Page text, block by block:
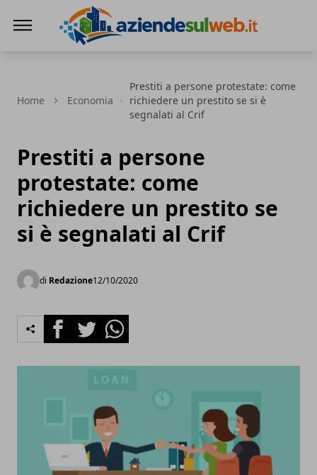
Home Economia
Prestiti a persone protestate: come
richiedere un prestito se si è
segnalati al Crif
Prestiti a persone
protestate: come
richiedere un prestito se
si è segnalati al Crif
di Redazione12/10/2020
FacebookTwitterWhatsapp